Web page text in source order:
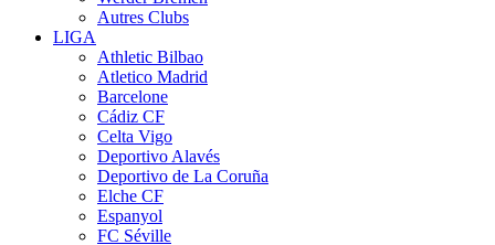
Autres Clubs
LIGA
Athletic Bilbao
Atletico Madrid
Barcelone
Cádiz CF
Celta Vigo
Deportivo Alavés
Deportivo de La Coruña
Elche CF
Espanyol
FC Séville